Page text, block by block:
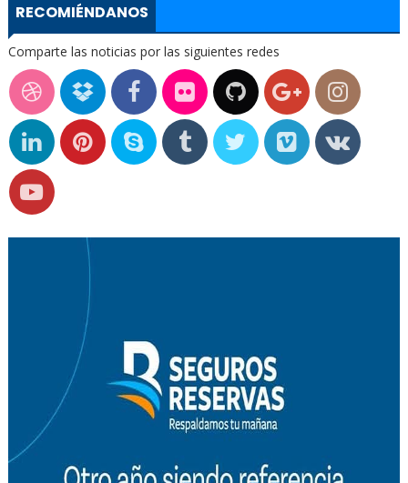
RECOMIÉNDANOS
Comparte las noticias por las siguientes redes